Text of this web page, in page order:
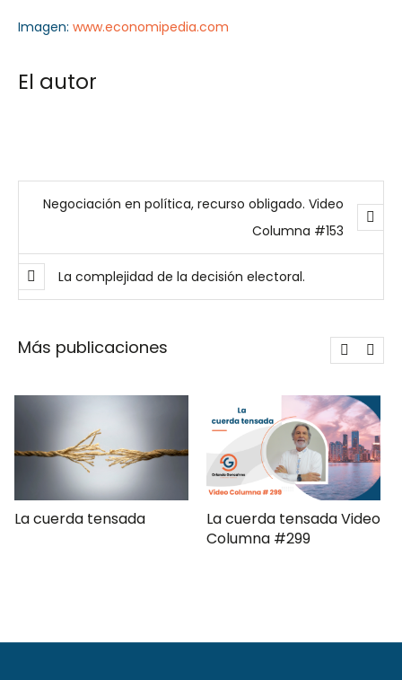
Imagen: www.economipedia.com
El autor
Negociación en política, recurso obligado. Video
Columna #153
La complejidad de la decisión electoral.
Más publicaciones
La cuerda tensada Video
Gerencia de campaña
moderna Clave ComPol